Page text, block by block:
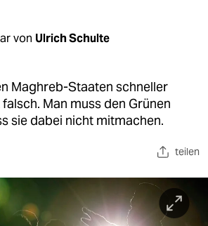
von Ulrich Schulte
Maghreb-Staaten schneller
Man muss den Grünen
sie dabei nicht mitmachen.
teilen